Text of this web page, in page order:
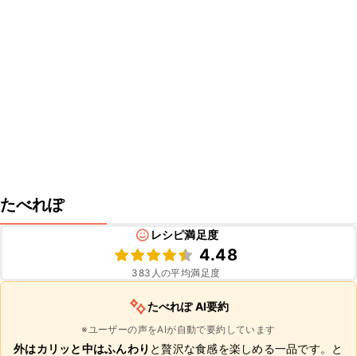
たべれぽ
レシピ満足度
4.48
383 人の平均満足度
たべれぽ AI要約
※ユーザーの声をAIが自動で要約しています
外はカリッと中はふんわり と贅沢な食感を楽しめる一品です。と